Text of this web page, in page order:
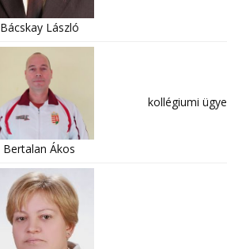
Bácskay László
Bertalan Ákos
kollégiumi